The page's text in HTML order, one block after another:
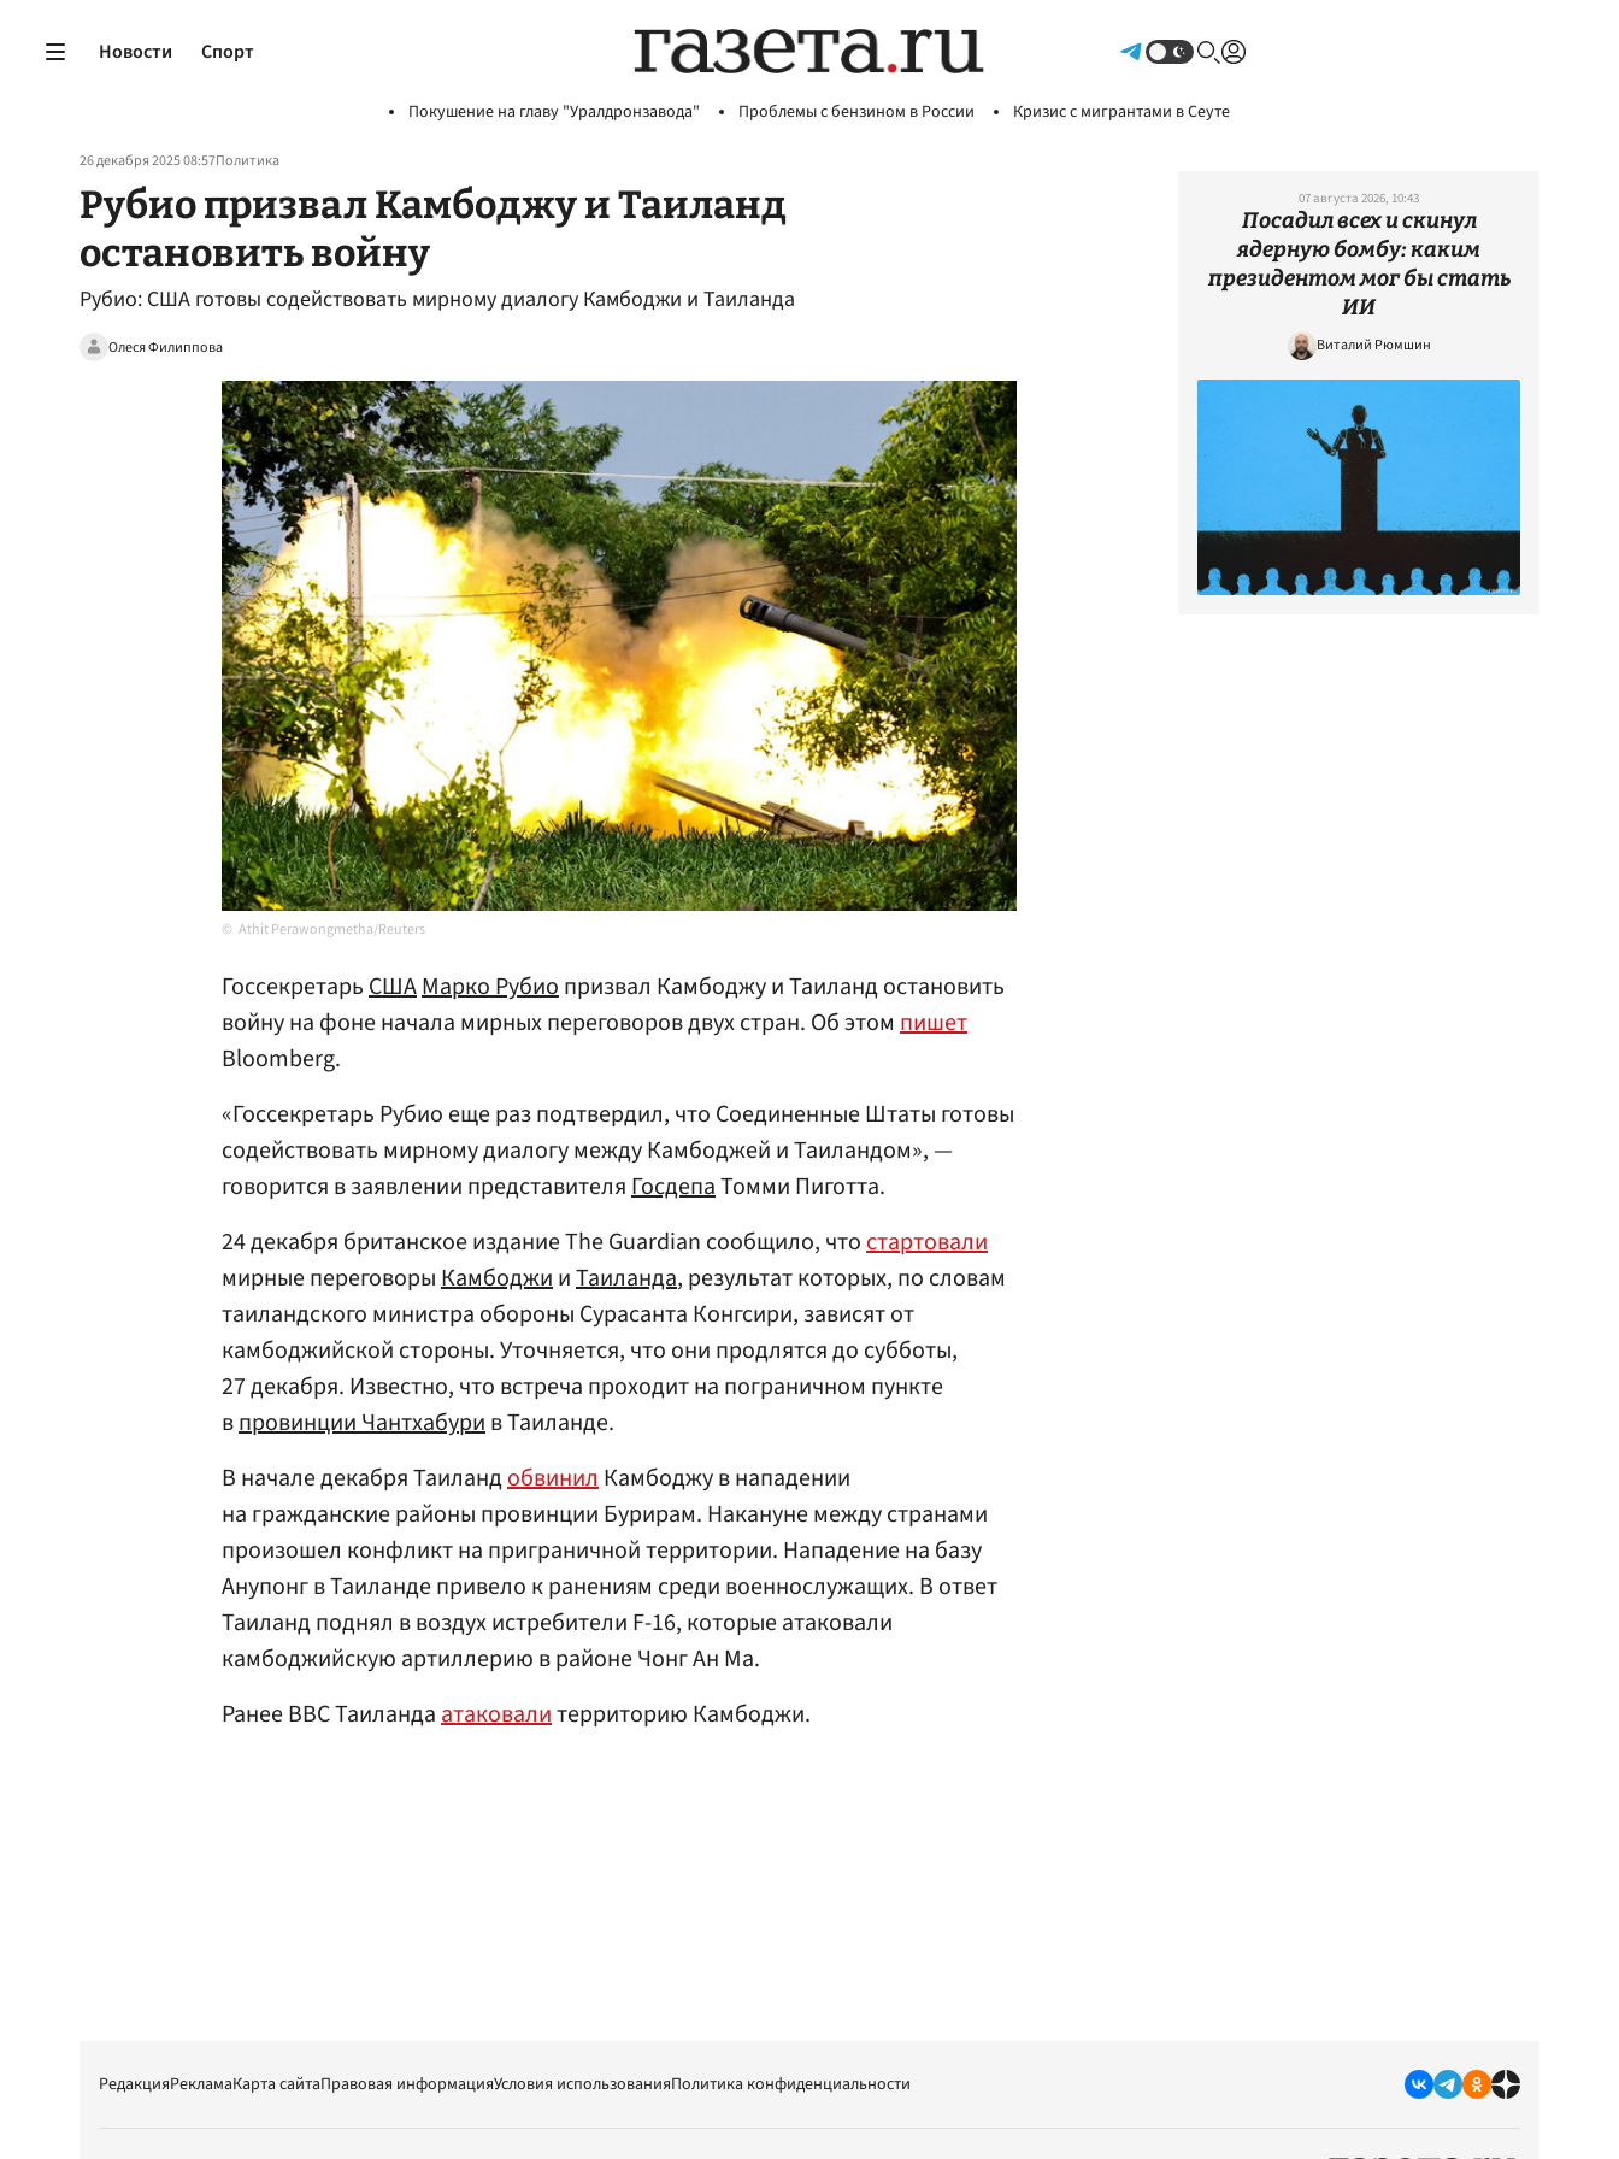
Новости Спорт
Покушение на главу "Уралдронзавода" Проблемы с бензином в России Кризис с мигрантами в Сеуте
26 декабря 2025 08:57Политика
Рубио призвал Камбоджу и Таиланд
остановить войну
Рубио: США готовы содействовать мирному диалогу Камбоджи и Таиланда
Олеся Филиппова
Athit Perawongmetha/Reuters
ГоссекретарьСШАМарко Рубиопризвал Камбоджу и Таиланд остановить
войну на фоне начала мирных переговоров двух стран. Об этом пишет
Bloomberg.
«Госсекретарь Рубио еще раз подтвердил, что Соединенные Штаты готовы
содействовать мирному диалогу между Камбоджей и Таиландом», —
говорится в заявлении представителяГосдепаТомми Пиготта.
24 декабря британское издание The Guardian сообщило, чтостартовали
мирные переговорыКамбоджииТаиланда, результат которых, по словам
таиландского министра обороны Сурасанта Конгсири, зависят от
камбоджийской стороны. Уточняется, что они продлятся до субботы,
27 декабря. Известно, что встреча проходит на пограничном пункте
впровинции Чантхабурив Таиланде.
В начале декабря ТаиландобвинилКамбоджу в нападении
на гражданские районы провинции Бурирам. Накануне между странами
произошел конфликт на приграничной территории. Нападение на базу
Анупонг в Таиланде привело к ранениям среди военнослужащих. В ответ
Таиланд поднял в воздух истребители F-16, которые атаковали
камбоджийскую артиллерию в районе Чонг Ан Ма.
Ранее ВВС Таиландаатаковалитерриторию Камбоджи.
07 августа 2026, 10:43
Посадил всех и скинул
ядерную бомбу: каким
президентом мог бы стать
ИИ
Виталий Рюмшин
РедакцияРекламаКарта сайтаПравовая информацияУсловия использованияПолитика конфиденциальности